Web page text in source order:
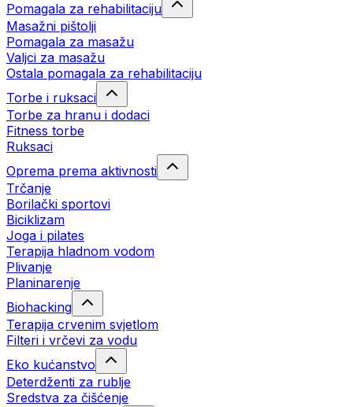
Pomagala za rehabilitaciju
Masažni pištolji
Pomagala za masažu
Valjci za masažu
Ostala pomagala za rehabilitaciju
Torbe i ruksaci
Torbe za hranu i dodaci
Fitness torbe
Ruksaci
Oprema prema aktivnosti
Trčanje
Borilački sportovi
Biciklizam
Joga i pilates
Terapija hladnom vodom
Plivanje
Planinarenje
Biohacking
Terapija crvenim svjetlom
Filteri i vrčevi za vodu
Eko kućanstvo
Deterdženti za rublje
Sredstva za čišćenje